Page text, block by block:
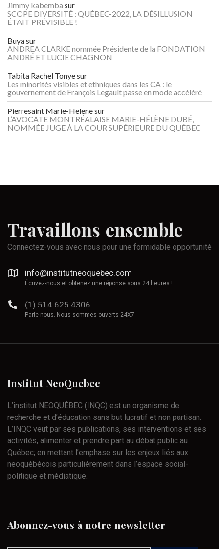
Jimmy kabemba sur
SCOPE DIVERSITÉ : QUÉBEC-2022, LA DÉSILLUSION
ÉTAIT PRÉVISIBLE !
Buyasur
ANDREA CLARKE nommée Présidente de la FONDATION
ANDRÉ ET LUCIE CHAGNON
Tabita Rachel Tonyesur
Les minorités visibles et ethniques dans les CA : le
gouvernement de François Legault passe en mode accéléré
Pierresaint Marie-Helenesur
L’AVOCATE MONTRÉALAISE MARIE-HÉLÈNE DUBÉ,
NOMMÉE JUGE À LA COUR SUPÉRIEURE DU QUÉBEC
Travaillons ensemble
Connectez-vous avec nous pour une formidable opportunité
info@institutneoquebec.com
Écrivez-nous et obtenez une réponse sous 24 heures !
(1) 514 625 4306
Parle-nous. Nous sommes ouverts 24X7
Institut NeoQuebec
L’institut NEOQUÉBEC (INQC) est un organisme de
recherche et d’éducation sans but lucratif et non partisan.
L’INQC veut par ses publications, ses interventions et ses
activités, alimenter et prendre part au débat public au
Québec; en mettant l’emphase sur les enjeux liés aux
neoquébécois particulièrement dans l’espace social-
politique et médiatique.
Abonnez-vous à notre newsletter